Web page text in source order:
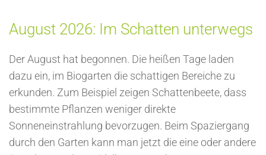
August 2026: Im Schatten unterwegs
Der August hat begonnen. Die heißen Tage laden
dazu ein, im Biogarten die schattigen Bereiche zu
erkunden. Zum Beispiel zeigen Schattenbeete, dass
bestimmte Pflanzen weniger direkte
Sonneneinstrahlung bevorzugen. Beim Spaziergang
durch den Garten kann man jetzt die eine oder andere